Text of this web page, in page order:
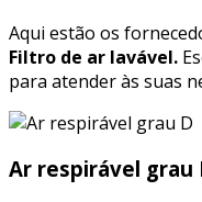
Aqui estão os
Filtro de ar lavável.
para atender às suas
Ar respirável grau